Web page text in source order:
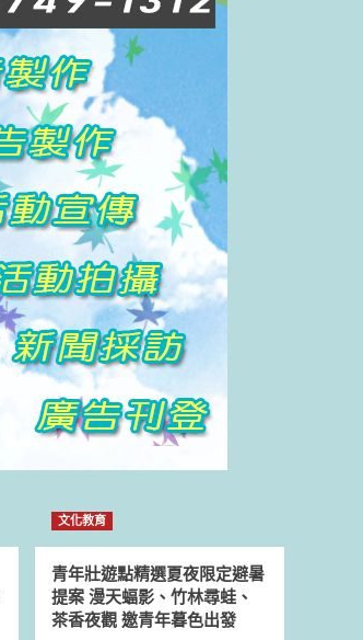
文化教育
青年壯遊點精選夏夜限定避暑
提案 漫天蝠影、竹林尋蛙、
茶香夜觀 邀青年暮色出發